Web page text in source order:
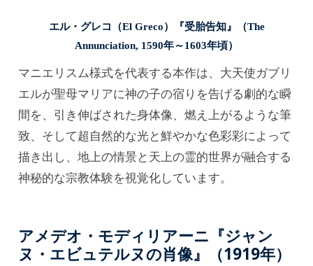
エル・グレコ（El Greco）『受胎告知』（The
Annunciation, 1590年～1603年頃）
マニエリスム様式を代表する本作は、大天使ガブリ
エルが聖母マリアに神の子の宿りを告げる劇的な瞬
間を、引き伸ばされた身体像、燃え上がるような筆
致、そして超自然的な光と鮮やかな色彩彩によって
描き出し、地上の情景と天上の霊的世界が融合する
神秘的な宗教体験を視覚化しています。
アメデオ・モディリアーニ『ジャン
ヌ・エビュテルヌの肖像』（1919年）